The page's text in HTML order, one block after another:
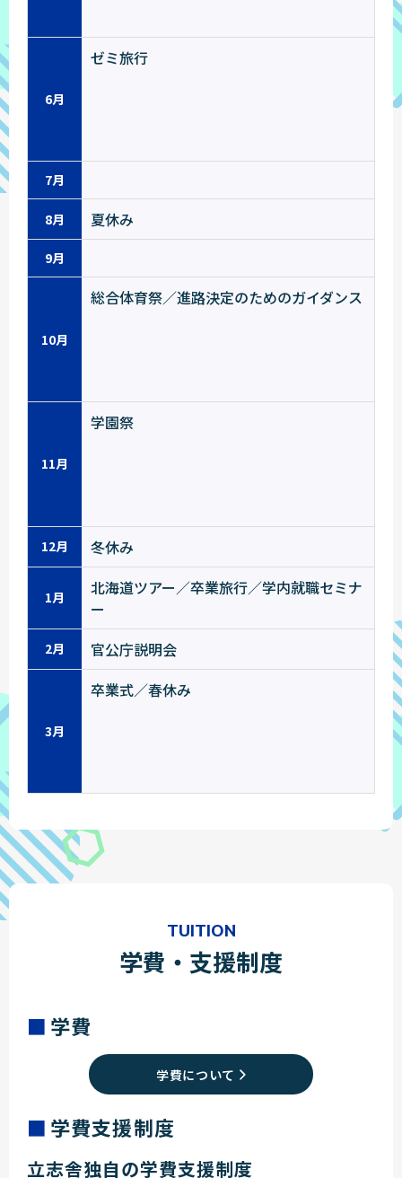
6月
ゼミ旅行
7月
8月 夏休み
9月
10月
総合体育祭／進路決定のためのガイダンス
11月
学園祭
12月 冬休み
1月
北海道ツアー／卒業旅行／学内就職セミナ
ー
2月 官公庁説明会
3月
卒業式／春休み
学費・支援制度
TUITION
学費
学費について
学費支援制度
立志舎独自の学費支援制度